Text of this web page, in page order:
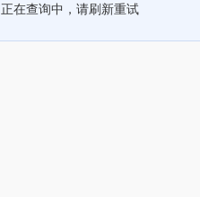
正在查询中，请刷新重试